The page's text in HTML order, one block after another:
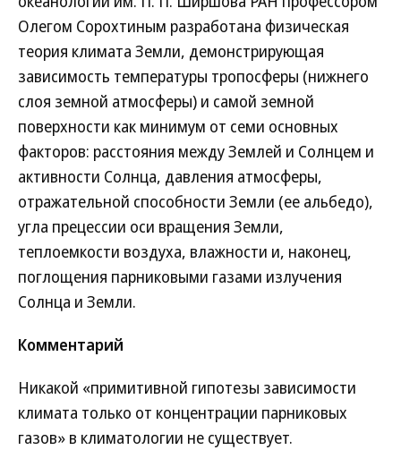
Олегом Сорохтиным разработана физическая
теория климата Земли, демонстрирующая
зависимость температуры тропосферы (нижнего
слоя земной атмосферы) и самой земной
поверхности как минимум от семи основных
факторов: расстояния между Землей и Солнцем и
активности Солнца, давления атмосферы,
отражательной способности Земли (ее альбедо),
угла прецессии оси вращения Земли,
теплоемкости воздуха, влажности и, наконец,
поглощения парниковыми газами излучения
Солнца и Земли.
Комментарий
Никакой «примитивной гипотезы зависимости
климата только от концентрации парниковых
газов» в климатологии не существует.